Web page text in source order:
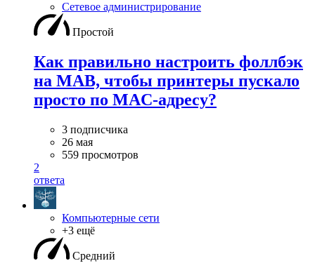
Сетевое администрирование
Простой
Как правильно настроить фоллбэк
на MAB, чтобы принтеры пускало
просто по MAC-адресу?
3 подписчика
26 мая
559 просмотров
2
ответа
Компьютерные сети
+3 ещё
Средний